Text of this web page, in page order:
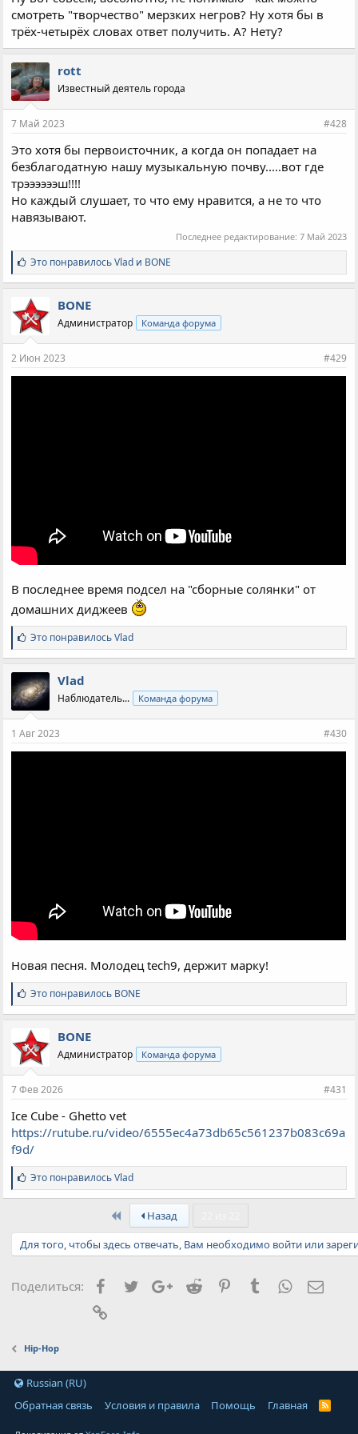
смотреть "творчество" мерзких негров? Ну хотя бы в
трёх-четырёх словах ответ получить. А? Нету?
rott
Известный деятель города
7 Май 2023 #428
Это хотя бы первоисточник, а когда он попадает на
безблагодатную нашу музыкальную почву.....вот где
трээээээш!!!!
Но каждый слушает, то что ему нравится, а не то что
навязывают.
Последнее редактирование: 7 Май 2023
С
и
м
п
а
т
и
:
Это понравилосьVlad и BONE
BONE
Администратор Команда форума
2 Июн 2023 #429
В последнее время подсел на "сборные солянки" от
домашних диджеев
С
и
м
п
а
т
и
:
Это понравилосьVlad
Vlad
Наблюдатель... Команда форума
1 Авг 2023 #430
Новая песня. Молодец tech9, держит марку!
С
и
м
п
а
т
и
:
Это понравилось BONE
BONE
Администратор Команда форума
7 Фев 2026 #431
Ice Cube - Ghetto vet
https://rutube.ru/video/6555ec4a73db65c561237b083c69a
f9d/
С
и
м
т
и
Это понравилосьVlad
First Назад
Для того, чтобы здесь отвечать, Вам необходимо войти или
Поделиться: Facebook
TwitterGoogle+
Reddit PinterestTumblrWhatsApp
Hip-Hop
Russian (RU)
Обратная связь
Условия и правила Помощь Главная